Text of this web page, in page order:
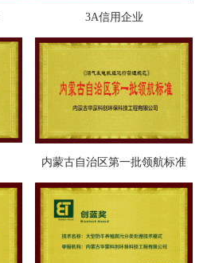
3A信用企业
内蒙古自治区第一批领航标准